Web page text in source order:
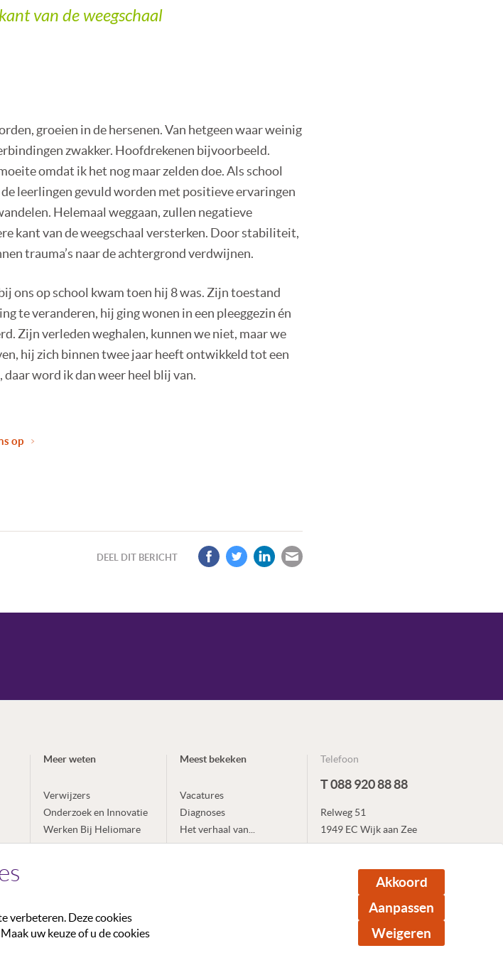
van de weegschaal
groeien in de hersenen. Van hetgeen waar weinig
zwakker. Hoofdrekenen bijvoorbeeld.
omdat ik het nog maar zelden doe. Als school
leerlingen gevuld worden met positieve ervaringen
Helemaal weggaan, zullen negatieve
kant van de weegschaal versterken. Door stabiliteit,
trauma’s naar de achtergrond verdwijnen.
ons op school kwam toen hij 8 was. Zijn toestand
te veranderen, hij ging wonen in een pleeggezin én
Zijn verleden weghalen, kunnen we niet, maar we
hij zich binnen twee jaar heeft ontwikkeld tot een
word ik dan weer heel blij van.
op
DEEL DIT BERICHT
verbeteren. Deze cookies
uw keuze of u de cookies
Akkoord
Aanpassen
Weigeren
Telefoon
T 088 920 88 88
Relweg 51
1949 EC Wijk aan Zee
E info@heliomare.nl
Bekijk al onze locaties
Meer weten
Verwijzers
Onderzoek en Innovatie
Werken Bij Heliomare
Over Heliomare
Meest bekeken
Vacatures
Diagnoses
Het verhaal van...
Expertises